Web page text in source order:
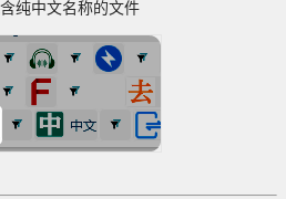
纯中文名称的文件